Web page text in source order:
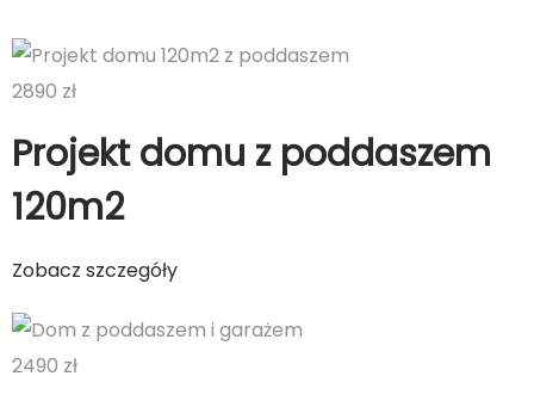
2890 zł
Projekt domu z poddaszem
120m2
Zobacz szczegóły
2490 zł